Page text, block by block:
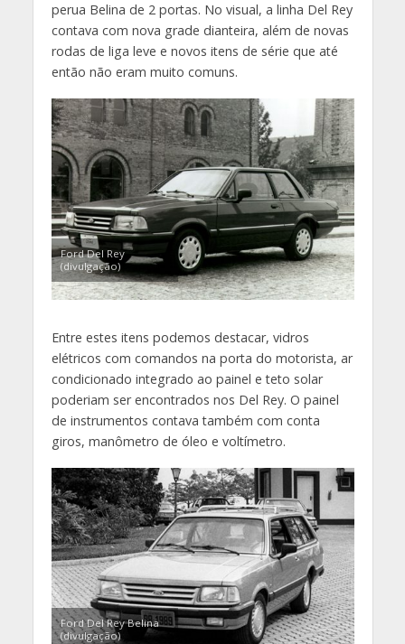
perua Belina de 2 portas. No visual, a linha Del Rey
contava com nova grade dianteira, além de novas
rodas de liga leve e novos itens de série que até
então não eram muito comuns.
Ford Del Rey
(divulgação)
Entre estes itens podemos destacar, vidros
elétricos com comandos na porta do motorista, ar
condicionado integrado ao painel e teto solar
poderiam ser encontrados nos Del Rey. O painel
de instrumentos contava também com conta
giros, manômetro de óleo e voltímetro.
Ford Del Rey Belina
(divulgação)